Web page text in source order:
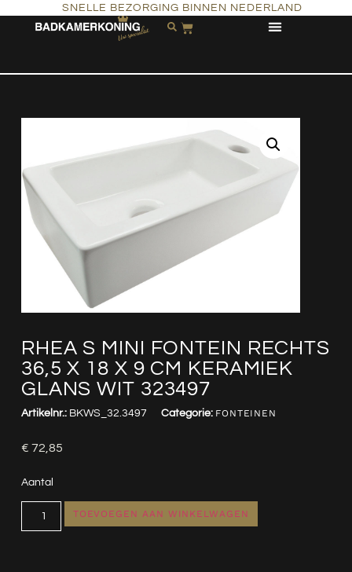
SNELLE BEZORGING BINNEN NEDERLAND
RHEA S MINI FONTEIN RECHTS
36,5 X 18 X 9 CM KERAMIEK
GLANS WIT 323497
Artikelnr.: BKWS_32.3497 Categorie: FONTEINEN
€ 72,85
Aantal
TOEVOEGEN AAN WINKELWAGEN